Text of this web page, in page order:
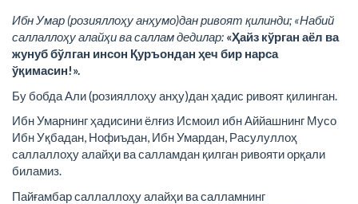
Ибн Умар (розияллоҳу анҳумо)дан ривоят қилинди; «Набий
саллаллоҳу алайҳи ва саллам дедилар: «Ҳайз кўрган аёл ва
жунуб бўлган инсон Қуръондан ҳеч бир нарса
ўқимасин!».
Бу бобда Али (розияллоҳу анҳу)дан ҳадис ривоят қилинган.
Ибн Умарнинг ҳадисини ёлғиз Исмоил ибн Аййашнинг Мусо
Ибн Уқбадан, Нофиъдан, Ибн Умардан, Расулуллоҳ
саллаллоҳу алайҳи ва салламдан қилган ривояти орқали
биламиз.
Пайғамбар саллаллоҳу алайҳи ва салламнинг